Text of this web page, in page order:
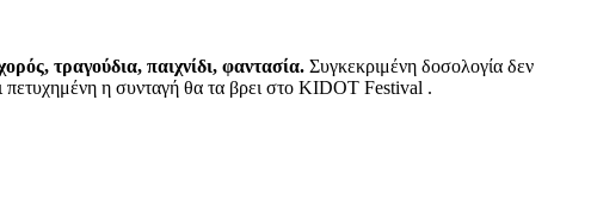
τραγούδια, παιχνίδι, φαντασία. Συγκεκριμένη δοσολογία δεν
πετυχημένη η συνταγή θα τα βρει στο KIDOT Festival .